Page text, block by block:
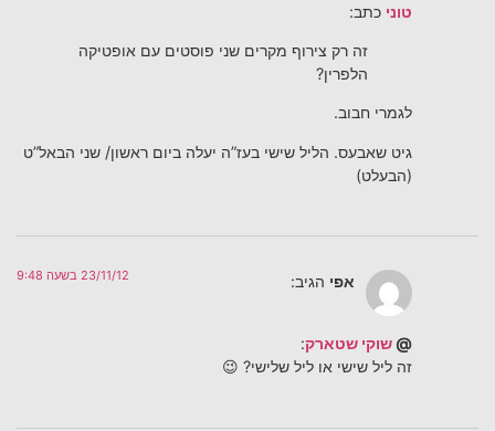
טוני כתב:
זה רק צירוף מקרים שני פוסטים עם אופטיקה
הלפרין?
לגמרי חבוב.
גיט שאבעס. הליל שישי בעז”ה יעלה ביום ראשון/ שני הבאל”ט
(הבעלט)
אפי הגיב: 23/11/12 בשעה 9:48
@ שוקי שטארק:
זה ליל שישי או ליל שלישי? 😉